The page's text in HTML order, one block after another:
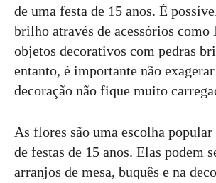
de uma festa de 15 anos. É
brilho através de acessórios como
objetos decorativos com pedras
entanto, é importante não
decoração não fique muito
As flores são uma escolha popular
de festas de 15 anos. Elas podem
arranjos de mesa, buquês e na